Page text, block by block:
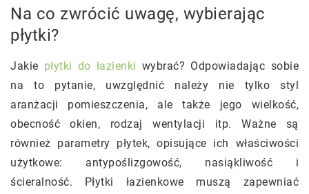
Na co zwrócić uwagę, wybierając
płytki?
Jakie płytki do łazienki wybrać? Odpowiadając sobie
na to pytanie, uwzględnić należy nie tylko styl
aranżacji pomieszczenia, ale także jego wielkość,
obecność okien, rodzaj wentylacji itp. Ważne są
również parametry płytek, opisujące ich właściwości
użytkowe: antypoślizgowość, nasiąkliwość i
ścieralność. Płytki łazienkowe muszą zapewniać